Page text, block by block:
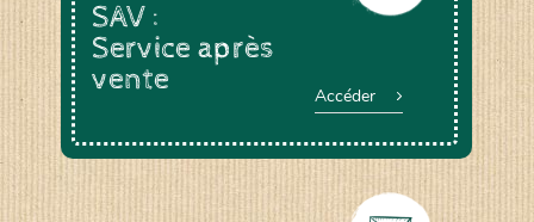
SAV :
Service après
vente
Accéder